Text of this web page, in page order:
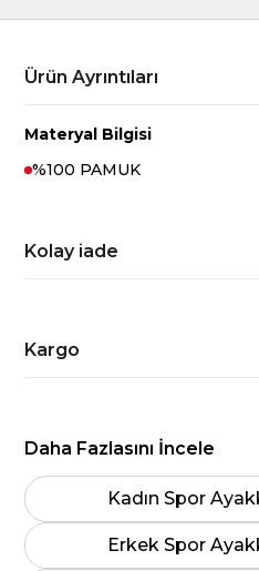
Ürün Ayrıntıları
Materyal Bilgisi
%100 PAMUK
Kolay iade
Kargo
Daha Fazlasını İncele
Kadın Spor
Erkek Spor